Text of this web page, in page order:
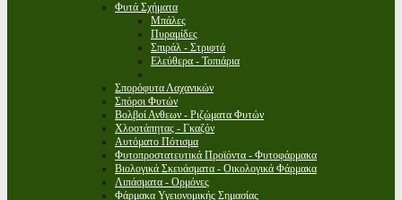
Φυτά Σχήματα
Μπάλες
Πυραμίδες
Σπιράλ - Στριφτά
Ελεύθερα - Τοπιάρια
Σπορόφυτα Λαχανικών
Σπόροι Φυτών
Βολβοί Ανθεων - Ριζώματα Φυτών
Χλοοτάπητας - Γκαζόν
Αυτόματο Πότισμα
Φυτοπροστατευτικά Προϊόντα - Φυτοφάρμακα
Βιολογικά Σκευάσματα - Οικολογικά Φάρμακα
Λιπάσματα - Ορμόνες
Φάρμακα Υγειονομικής Σημασίας